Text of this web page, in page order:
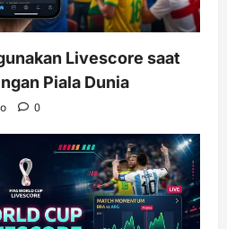
Livescore saat
Piala Dunia
0